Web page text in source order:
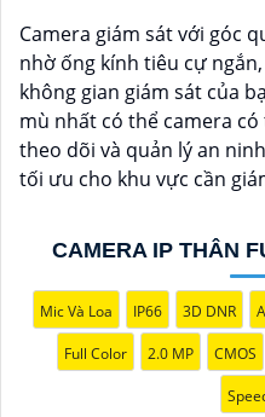
motorized, bạn có thể
một cách linh hoạt và dễ
vị trí xa gần một cách
từ camera này sắc nét và
nhận diện và phân biệt
Camera giám sát với góc
nhờ ống kính tiêu cự
không gian giám sát của
mù nhất có thể camera
theo dõi và quản lý an
tối ưu cho khu vực cần
CAMERA IP THÂN
Mic Và Loa IP66 3D DNR
Full Color 2.0 MP CMOS